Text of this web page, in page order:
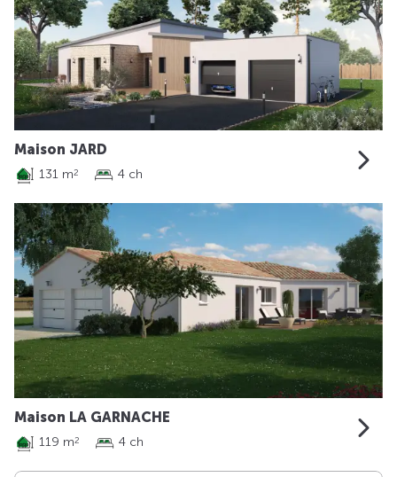
Maison JARD
131 m2 4 ch
Maison LA GARNACHE
119 m2 4 ch